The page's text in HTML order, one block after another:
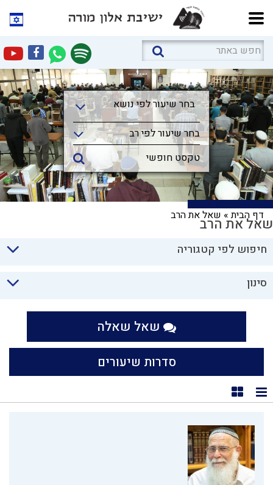
בחר שיעור לפי נושא
בחר שיעור לפי נושא
בחר שיעור לפי רב
דף הבית» שאל את הרבשאל את הרב
חיפוש לפי קטגוריה
סינון
שאל שאלה
סדרות שיעורים
תצוגת רשימה
תצוגת קוביות